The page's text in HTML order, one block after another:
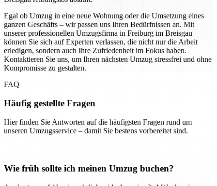
Egal ob Umzug in eine neue Wohnung oder die Umsetzung eines
ganzen Geschäfts – wir passen uns Ihren Bedürfnissen an. Mit
unserer professionellen Umzugsfirma in Freiburg im Breisgau
können Sie sich auf Experten verlassen, die nicht nur die Arbeit
erledigen, sondern auch Ihre Zufriedenheit im Fokus haben.
Kontaktieren Sie uns, um Ihren nächsten Umzug stressfrei und ohne
Kompromisse zu gestalten.
FAQ
Häufig gestellte Fragen
Hier finden Sie Antworten auf die häufigsten Fragen rund um
unseren Umzugsservice – damit Sie bestens vorbereitet sind.
Wie früh sollte ich meinen Umzug buchen?